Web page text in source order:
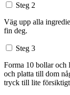
Steg 2
Väg upp alla
fin deg.
Steg 3
Forma 10 bollar och
och platta till dom
tryck till lite